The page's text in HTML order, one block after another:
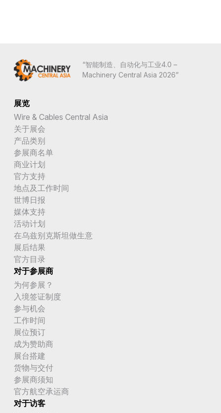
“智能制造、自动化与工业4.0 –
Machinery Central Asia 2026”
展览
Wire & Cables Central Asia
关于展会
产品类别
参展商名单
商业计划
官方支持
地点及工作时间
世博日报
媒体支持
活动计划
在乌兹别克斯坦做生意
展后结果
官方目录
对于参展商
为何参展？
入境签证制度
参与机会
工作时间
展位预订
成为赞助商
展台搭建
货物与交付
参展商须知
官方航空承运商
对于访客